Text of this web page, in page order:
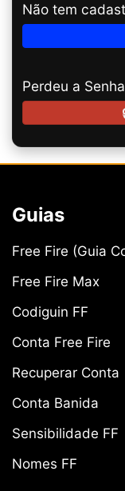
Não tem
Perdeu a
Guias
Free Fire (Guia
Free Fire Max
Codiguin FF
Conta Free Fire
Recuperar Conta
Conta Banida
Sensibilidade FF
Nomes FF